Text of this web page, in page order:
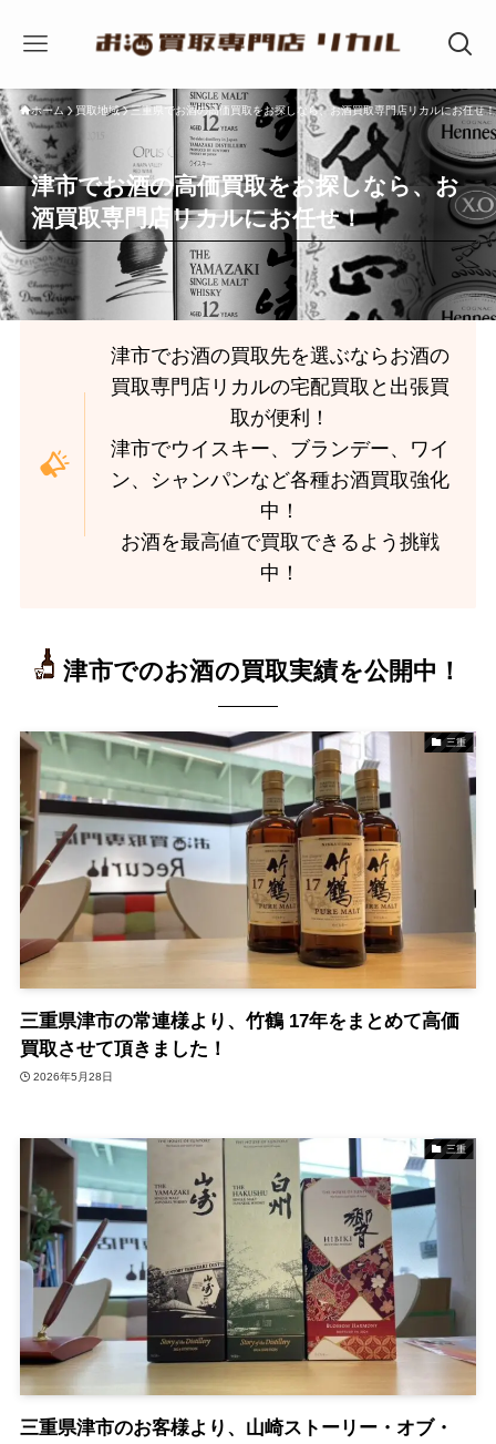
ホーム 買取地域 三重県でお酒の高価買取をお探しなら、お酒買取専門店リカルにお任せ！
津市でお酒の高価買取をお探しなら、お
酒買取専門店リカルにお任せ！
津市でお酒の買取先を選ぶならお酒の
買取専門店リカルの宅配買取と出張買
取が便利！
津市でウイスキー、ブランデー、ワイ
ン、シャンパンなど各種お酒買取強化
中！
お酒を最高値で買取できるよう挑戦
中！
津市でのお酒の買取実績を公開中！
三重
三重県津市の常連様より、竹鶴 17年をまとめて高価
買取させて頂きました！
2026年5月28日
三重
三重県津市のお客様より、山崎ストーリー・オブ・